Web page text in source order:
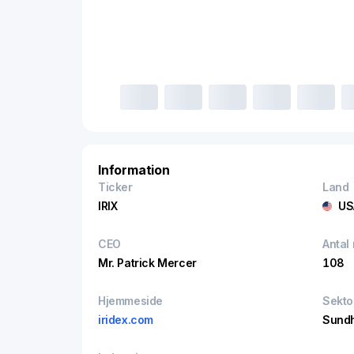
Information
Ticker
IRIX
Land
CEO
Mr. Patrick Mercer
Antal
108
Hjemmeside
iridex.com